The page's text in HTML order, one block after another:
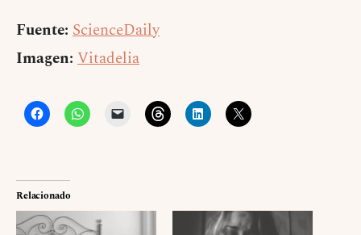
Fuente: ScienceDaily
Imagen: Vitadelia
Relacionado